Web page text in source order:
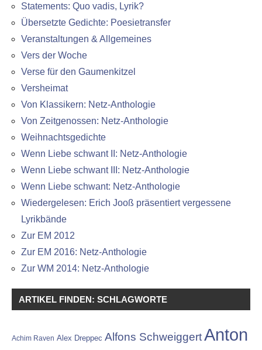
Statements: Quo vadis, Lyrik?
Übersetzte Gedichte: Poesietransfer
Veranstaltungen & Allgemeines
Vers der Woche
Verse für den Gaumenkitzel
Versheimat
Von Klassikern: Netz-Anthologie
Von Zeitgenossen: Netz-Anthologie
Weihnachtsgedichte
Wenn Liebe schwant II: Netz-Anthologie
Wenn Liebe schwant III: Netz-Anthologie
Wenn Liebe schwant: Netz-Anthologie
Wiedergelesen: Erich Jooß präsentiert vergessene
Lyrikbände
Zur EM 2012
Zur EM 2016: Netz-Anthologie
Zur WM 2014: Netz-Anthologie
ARTIKEL FINDEN: SCHLAGWORTE
Achim Raven Alex Dreppec Alfons SchweiggertAnton